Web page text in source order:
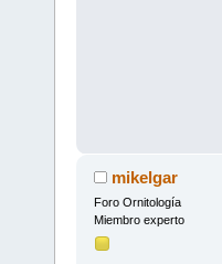
mikelgar
Foro Ornitología
Miembro experto